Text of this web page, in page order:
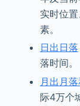
实时位
素。
日出日落
落时间。
月出月
际4万个